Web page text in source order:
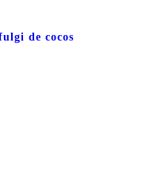
de cocos